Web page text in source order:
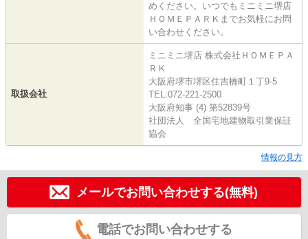
めください。いつでもミニミニ堺店
ＨＯＭＥＰＡＲＫまでお気軽にお問
い合わせください。
取扱会社
ミニミニ堺店 株式会社ＨＯＭＥＰＡ
ＲＫ
大阪府堺市堺区住吉橋町１丁9-5
TEL:072-221-2500
大阪府知事 (4) 第52839号
社団法人 全国宅地建物取引業保証
協会
情報の見方
メールでお問い合わせする(無料)
電話でお問い合わせする